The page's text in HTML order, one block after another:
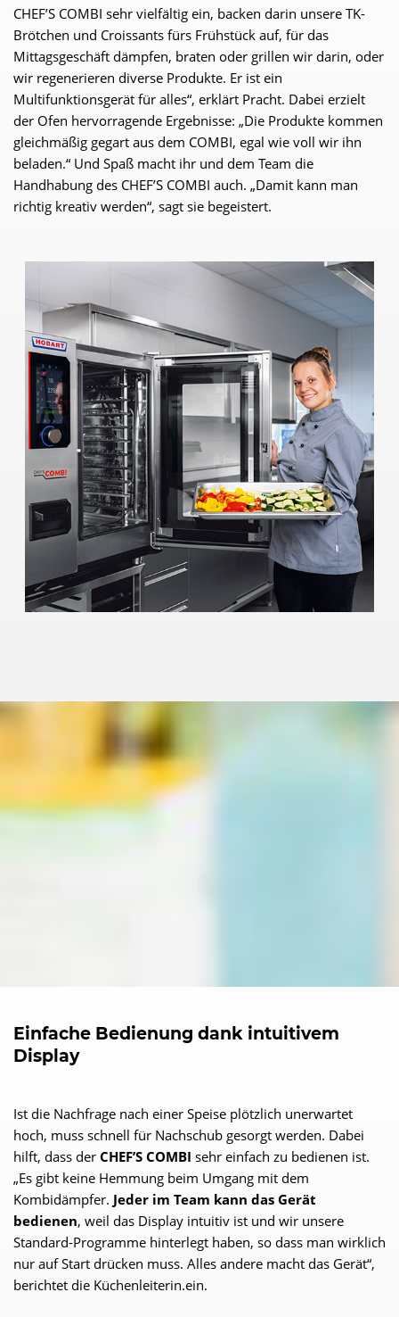
CHEF’S COMBI sehr vielfältig ein, backen darin unsere TK-
Brötchen und Croissants fürs Frühstück auf, für das
Mittagsgeschäft dämpfen, braten oder grillen wir darin, oder
wir regenerieren diverse Produkte. Er ist ein
Multifunktionsgerät für alles“, erklärt Pracht. Dabei erzielt
der Ofen hervorragende Ergebnisse: „Die Produkte kommen
gleichmäßig gegart aus dem COMBI, egal wie voll wir ihn
beladen.“ Und Spaß macht ihr und dem Team die
Handhabung des CHEF’S COMBI auch. „Damit kann man
richtig kreativ werden“, sagt sie begeistert.
Einfache Bedienung dank intuitivem
Display
Ist die Nachfrage nach einer Speise plötzlich unerwartet
hoch, muss schnell für Nachschub gesorgt werden. Dabei
hilft, dass der CHEF’S COMBI sehr einfach zu bedienen ist.
„Es gibt keine Hemmung beim Umgang mit dem
Kombidämpfer. Jeder im Team kann das Gerät
bedienen, weil das Display intuitiv ist und wir unsere
Standard-Programme hinterlegt haben, so dass man wirklich
nur auf Start drücken muss. Alles andere macht das Gerät“,
berichtet die Küchenleiterin.ein.